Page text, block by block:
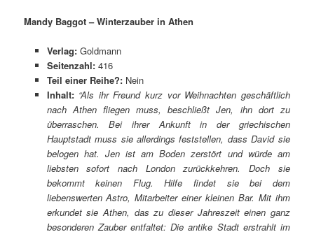
Mandy Baggot – Winterzauber in Athen
Verlag:Goldmann
Seitenzahl: 416
Teil einer Reihe?: Nein
Inhalt: “Als ihr Freund kurz vor Weihnachten geschäftlich
nach Athen fliegen muss, beschließt Jen, ihn dort zu
überraschen. Bei ihrer Ankunft in der griechischen
Hauptstadt muss sie allerdings feststellen, dass David sie
belogen hat. Jen ist am Boden zerstört und würde am
liebsten sofort nach London zurückkehren. Doch sie
bekommt keinen Flug. Hilfe findet sie bei dem
liebenswerten Astro, Mitarbeiter einer kleinen Bar. Mit ihm
erkundet sie Athen, das zu dieser Jahreszeit einen ganz
besonderen Zauber entfaltet: Die antike Stadt erstrahlt im